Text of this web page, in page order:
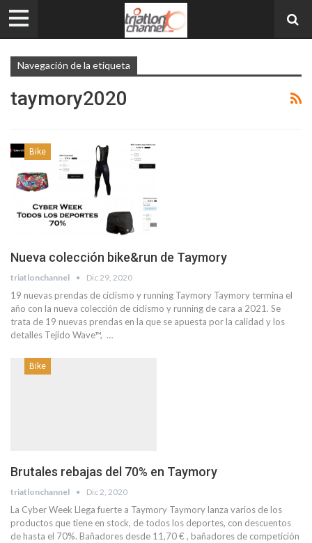
Navegación de la etiqueta
taymory2020
Bike
Nueva colección bike&run de Taymory
triatlonchannel Dic 29, 2020
19 nuevas prendas de ciclismo y running Taymory Taymory termina el
año con la nueva colección de ciclismo y running de cara a 2021. Se
trata de 19 nuevas prendas en la que se apuesta por la calidad y los
detalles Tejido Wave™, …
Bike
Brutales rebajas del 70% en Taymory
triatlonchannel Dic 2, 2020
La Cyber Week Llega fuerte a Taymory Taymory lanza varios de los
productos que tiene en stock, de todos los deportes, con descuentos
de hasta el 70%. Bañadores desde 11,70 € , bañadores de competición